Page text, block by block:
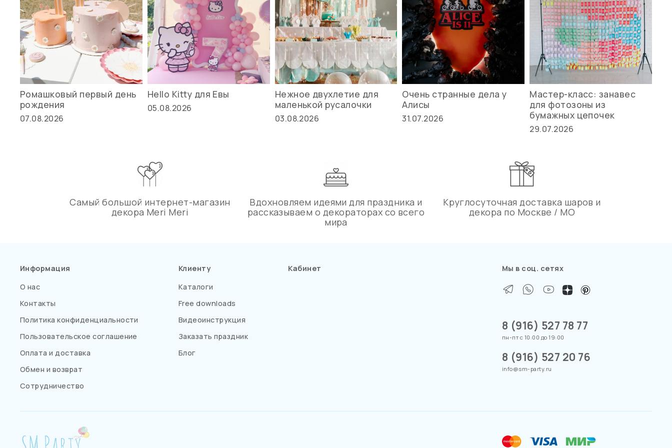
Ромашковый первый день
рождения
07.08.2026
Hello Kitty для Евы
05.08.2026
Нежное двухлетие для
маленькой русалочки
03.08.2026
Очень странные дела у
Алисы
31.07.2026
Мастер-класс: занавес
для фотозоны из
бумажных цепочек
29.07.2026
Самый большой интернет-магазин
декора Meri Meri
Вдохновляем идеями для праздника и
рассказываем о декораторах со всего
мира
Круглосуточная доставка шаров и
декора по Москве / МО
Информация
О нас
Контакты
Политика конфиденциальности
Пользовательское соглашение
Оплата и доставка
Обмен и возврат
Сотрудничество
Клиенту
Каталоги
Free downloads
Видеоинструкция
Заказать праздник
Блог
Кабинет Мы в соц. сетях
8 (916) 527 78 77
пн-пт с 10:00 до 19:00
8 (916) 527 20 76
info@sm-party.ru